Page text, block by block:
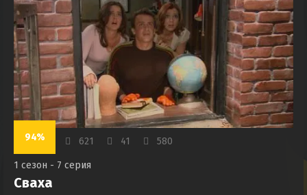
94% 621 41 580
1 сезон - 7 серия
Сваха